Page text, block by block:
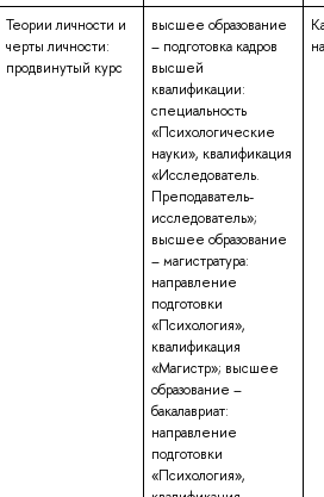
Теории личности и
черты личности:
продвинутый курс
высшее образование
– подготовка кадров
высшей
квалификации:
специальность
«Психологические
науки», квалификация
«Исследователь.
Преподаватель-
исследователь»;
высшее образование
– магистратура:
направление
подготовки
«Психология»,
квалификация
«Магистр»; высшее
образование –
бакалавриат:
направление
подготовки
«Психология»,